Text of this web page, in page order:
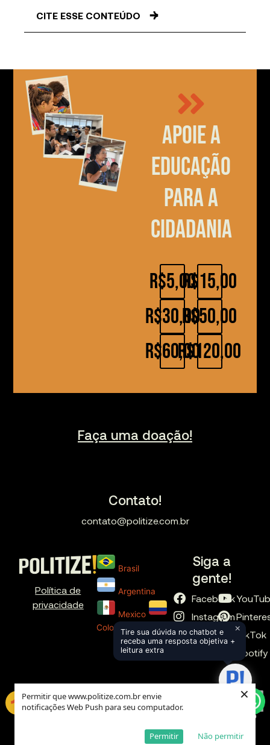
Permitir que www.politize.com.br envie
notificações Web Push para seu computador.
Não permitir
Permitir
×
CITE ESSE CONTEÚDO
Apoie a
educação
para a
cidadania
R$5,00
R$30,00
R$60,00
R$15,00
R$50,00
R$120,00
Faça uma doação!
Contato!
contato@politize.com.br
Política de
privacidade
Brasil
Argentina
Mexico
Colombia
Siga a
gente!
Facebook
Instagram
X
TikTok
Spotify
Tire sua dúvida no chatbot e
receba uma resposta objetiva +
leitura extra
×